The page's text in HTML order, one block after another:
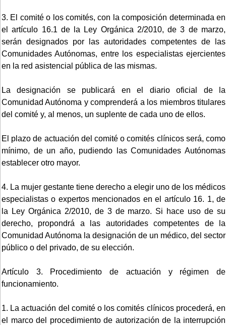
3. El comité o los comités, con la composición determinada en
el artículo 16.1 de la Ley Orgánica 2/2010, de 3 de marzo,
serán designados por las autoridades competentes de las
Comunidades Autónomas, entre los especialistas ejercientes
en la red asistencial pública de las mismas.
La designación se publicará en el diario oficial de la
Comunidad Autónoma y comprenderá a los miembros titulares
del comité y, al menos, un suplente de cada uno de ellos.
El plazo de actuación del comité o comités clínicos será, como
mínimo, de un año, pudiendo las Comunidades Autónomas
establecer otro mayor.
4. La mujer gestante tiene derecho a elegir uno de los médicos
especialistas o expertos mencionados en el artículo 16. 1, de
la Ley Orgánica 2/2010, de 3 de marzo. Si hace uso de su
derecho, propondrá a las autoridades competentes de la
Comunidad Autónoma la designación de un médico, del sector
público o del privado, de su elección.
Artículo 3. Procedimiento de actuación y régimen de
funcionamiento.
1. La actuación del comité o los comités clínicos procederá, en
el marco del procedimiento de autorización de la interrupción